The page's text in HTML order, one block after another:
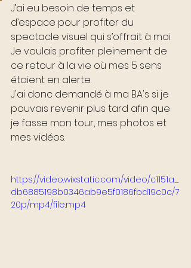
J’ai eu besoin de temps et
d’espace pour profiter du
spectacle visuel qui s’offrait à moi.
Je voulais profiter pleinement de
ce retour à la vie où mes 5 sens
étaient en alerte.
J'ai donc demandé à ma BA's si je
pouvais revenir plus tard afin que
je fasse mon tour, mes photos et
mes vidéos.
https://video.wixstatic.com/video/c1151a_
db6885198b0346ab9e5f0186fbd19c0c/7
20p/mp4/file.mp4